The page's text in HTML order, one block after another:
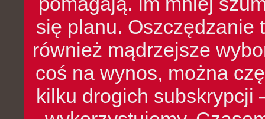
się planu. Oszczędzanie
również mądrzejsze
coś na wynos, można
kilku drogich subskrypcji